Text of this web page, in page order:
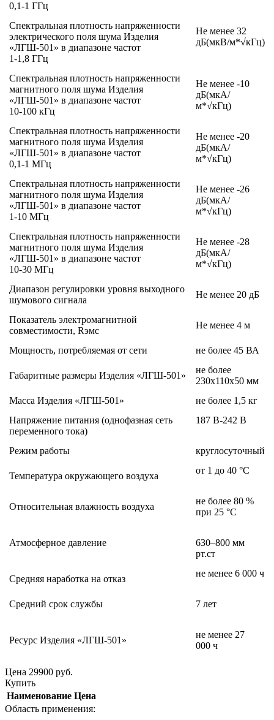
0,1-1 ГГц
Спектральная плотность напряженности
электрического поля шума Изделия
«ЛГШ-501» в диапазоне частот
1-1,8 ГГц
Не менее 32
дБ(мкВ/м*√кГц)
Спектральная плотность напряженности
магнитного поля шума Изделия
«ЛГШ-501» в диапазоне частот
10-100 кГц
Не менее -10
дБ(мкА/
м*√кГц)
Спектральная плотность напряженности
магнитного поля шума Изделия
«ЛГШ-501» в диапазоне частот
0,1-1 МГц
Не менее -20
дБ(мкА/
м*√кГц)
Спектральная плотность напряженности
магнитного поля шума Изделия
«ЛГШ-501» в диапазоне частот
1-10 МГц
Не менее -26
дБ(мкА/
м*√кГц)
Спектральная плотность напряженности
магнитного поля шума Изделия
«ЛГШ-501» в диапазоне частот
10-30 МГц
Не менее -28
дБ(мкА/
м*√кГц)
Диапазон регулировки уровня выходного
шумового сигнала
Не менее 20 дБ
Показатель электромагнитной
совместимости, Rэмс
Не менее 4 м
Мощность, потребляемая от сети не более 45 ВА
Габаритные размеры Изделия «ЛГШ-501»
не более
230х110х50 мм
Масса Изделия «ЛГШ-501»
не более 1,5 кг
Напряжение питания (однофазная сеть
переменного тока)
187 В-242 В
Режим работы круглосуточный
Температура окружающего воздуха
от 1 до 40 °С
Относительная влажность воздуха
не более 80 %
при 25 °С
Атмосферное давление
630–800 мм
рт.ст
Средняя наработка на отказ
не менее 6 000 ч
Средний срок службы 7 лет
Ресурс Изделия «ЛГШ-501»
не менее 27
000 ч
Цена 29900 руб.
Купить
Наименование Цена
Область применения: